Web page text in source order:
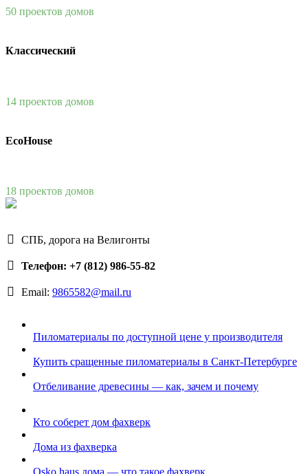
50 проектов домов
Классический
14 проектов домов
EcoHouse
18 проектов домов
СПБ, дорога на Велигонты
Телефон: +7 (812) 986-55-82
Email: 9865582@mail.ru
Пиломатериалы по доступной цене у производителя
Купить сращенные пиломатериалы в Санкт-Петербурге
Отбеливание древесины — как, зачем и почему
Кто соберет дом фахверк
Дома из фахверка